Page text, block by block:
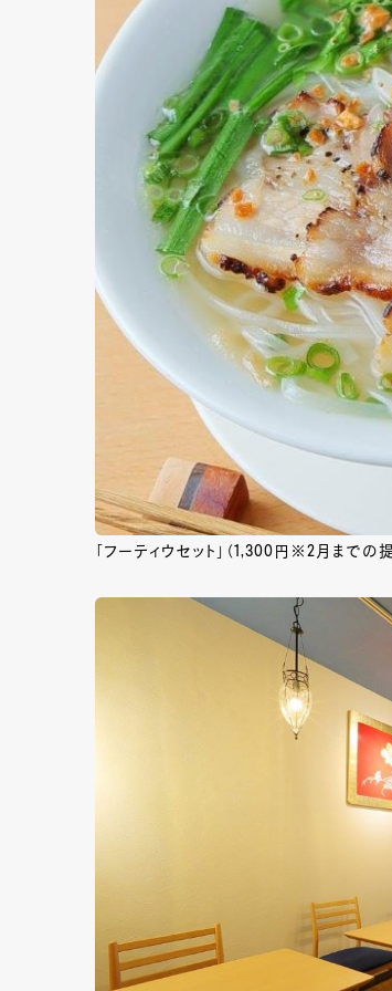
「フーティウセット」（1,300円※2月までの